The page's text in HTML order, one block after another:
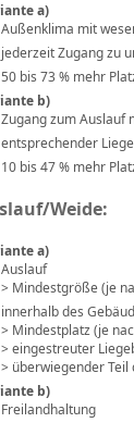
a)
Außenklima mit
jederzeit Zugang zu
50 bis 73 % mehr
b)
Zugang zum Auslauf
entsprechender
10 bis 47 % mehr
Weide:
a)
Auslauf
> Mindestgröße (je
innerhalb des
> Mindestplatz (je
> eingestreuter
> überwiegender
b)
Freilandhaltung